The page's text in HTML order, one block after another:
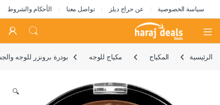
سياسة الخصوصية عن حراج ديلز تواصل معنا الأحكام والشروط
Open
الرئيسية المكياج مكياج للوجه بودرة برونزر للوجه
🔍